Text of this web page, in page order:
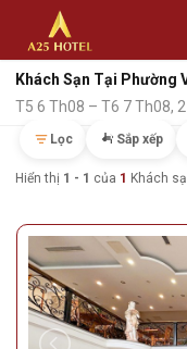
Khách Sạn Tại Phường
T5 6 Th08 – T6 7 Th08,
Lọc Sắp xếp
Hiển thị 1 - 1 của 1 Khách